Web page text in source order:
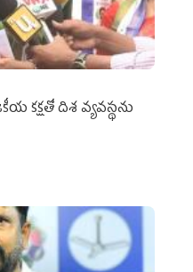
కక్షతో దిశ వ్య‌వ‌స్థ‌ను